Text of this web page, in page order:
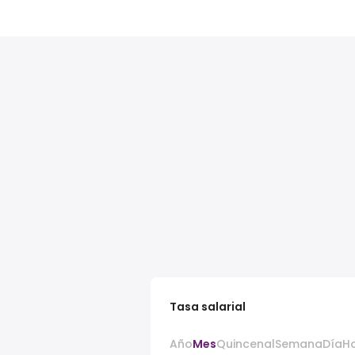
Tasa salarial
AñoMesQuincenalSemanaDía